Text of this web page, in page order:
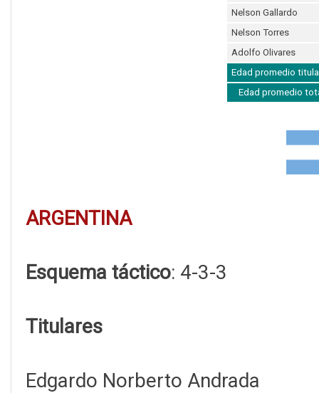
Nelson Gallardo
Nelson Torres
Adolfo Olivares
Edad promedio
Edad promedio
ARGENTINA
Esquema táctico: 4-3-3
Titulares
Edgardo Norberto Andrada